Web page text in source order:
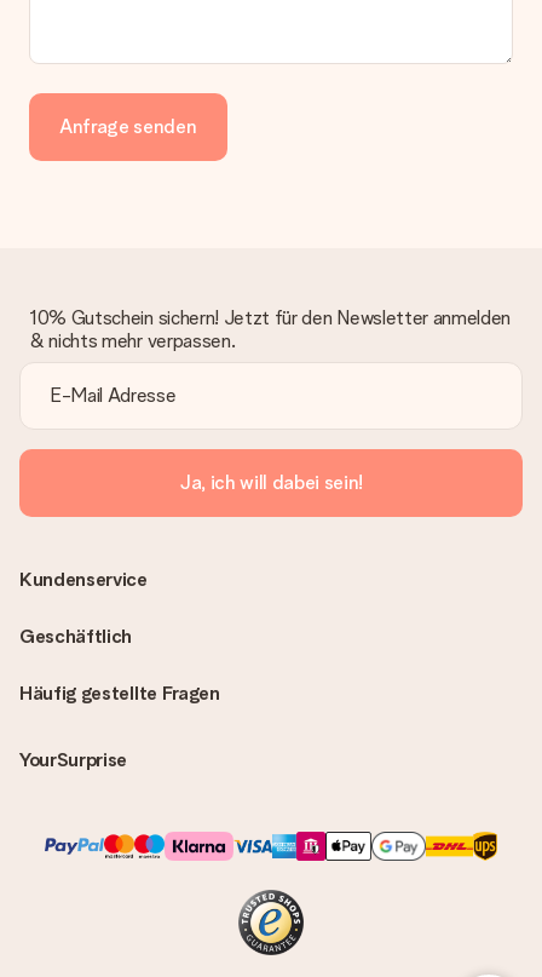
Anfrage senden
10% Gutschein sichern! Jetzt für den Newsletter anmelden
& nichts mehr verpassen.
Ja, ich will dabei sein!
Häufig gestellte Fragen
YourSurprise
Kundenservice
Geschäftlich